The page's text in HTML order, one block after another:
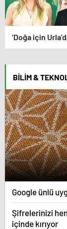
‘Doğa için
BILIM &
Google ünlü
Şifrelerinizi
içinde kırıyor